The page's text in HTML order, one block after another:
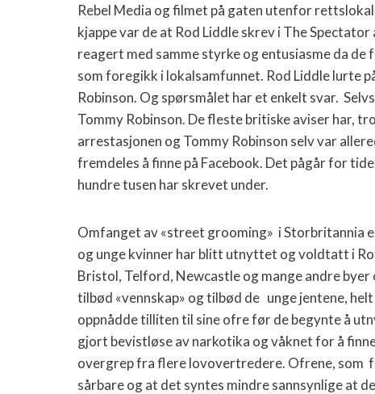
Rebel Media og filmet på gaten utenfor
kjappe var de at Rod Liddle skrev i The
reagert med samme styrke og entusiasme da
som foregikk i lokalsamfunnet. Rod Liddle lurte
Robinson. Og spørsmålet har et enkelt svar.
Tommy Robinson. De fleste britiske aviser har,
arrestasjonen og Tommy Robinson selv var
fremdeles å finne på Facebook. Det pågår for
hundre tusen har skrevet under.
Omfanget av «street grooming» i Storbritannia
og unge kvinner har blitt utnyttet og voldtatt i
Bristol, Telford, Newcastle og mange andre
tilbød «vennskap» og tilbød de unge jentene,
oppnådde tilliten til sine ofre før de begynte å
gjort bevistløse av narkotika og våknet for å
overgrep fra flere lovovertredere. Ofrene, som
sårbare og at det syntes mindre sannsynlige at